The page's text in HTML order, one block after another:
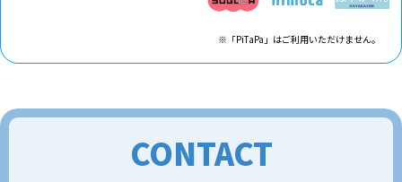
※「PiTaPa」はご利用いただけません。
CONTACT